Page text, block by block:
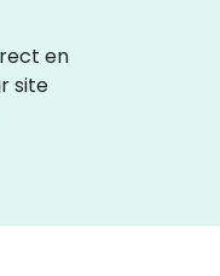
en
site